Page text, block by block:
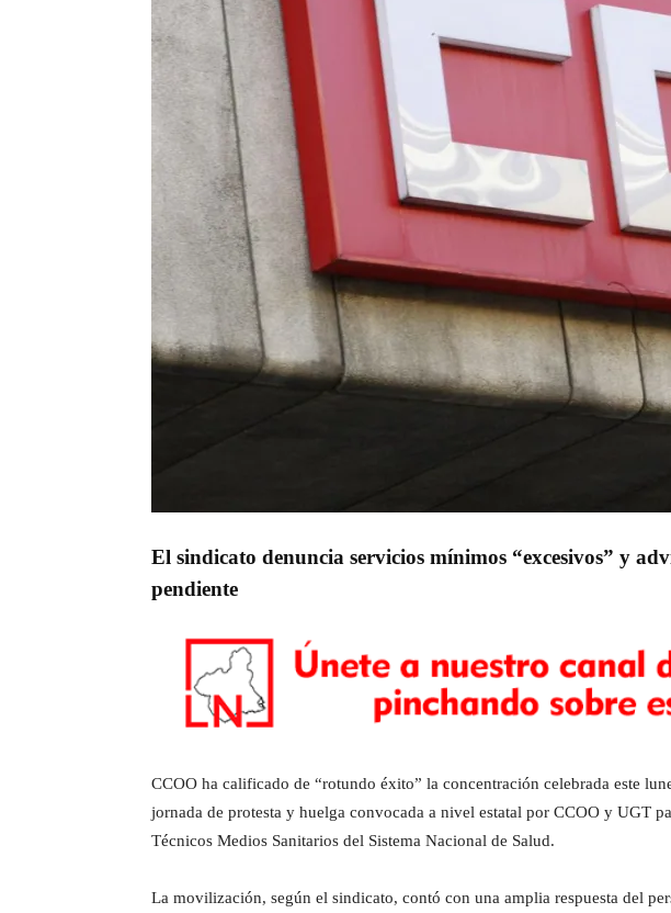
El sindicato denuncia servicios mínimos “excesivos” y
pendiente
CCOO ha calificado de “rotundo éxito” la concentración celebrada este
jornada de protesta y huelga convocada a nivel estatal por CCOO y UGT
Técnicos Medios Sanitarios del Sistema Nacional de Salud.
La movilización, según el sindicato, contó con una amplia respuesta del